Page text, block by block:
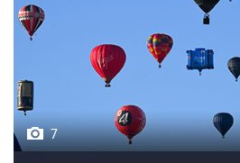
Фестиваль воздухоплавания в